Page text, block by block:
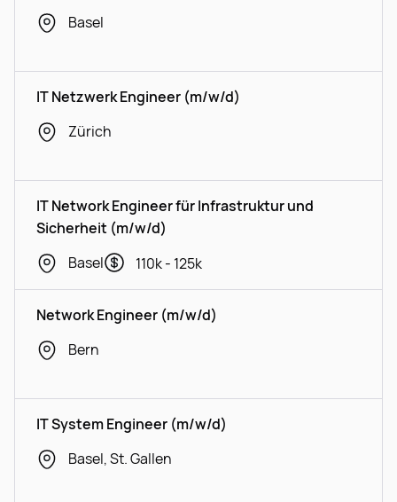
Basel
IT Netzwerk Engineer (m/w/d)
Zürich
IT Network Engineer für Infrastruktur und
Sicherheit (m/w/d)
Basel
110k - 125k
Network Engineer (m/w/d)
Bern
IT System Engineer (m/w/d)
Basel, St. Gallen